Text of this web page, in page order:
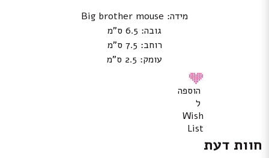
מידה: Big brother mouse
גובה: 6.5 ס”מ
רוחב: 7.5 ס”מ
עומק: 2.5 ס”מ
הוספה
ל
Wish
List
חוות דעת